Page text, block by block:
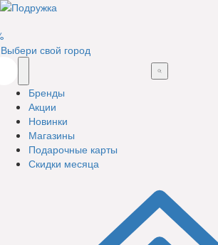
Выбери свой город
Бренды
Акции
Новинки
Магазины
Подарочные карты
Скидки месяца